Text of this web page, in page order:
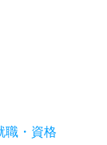
職・ 資格